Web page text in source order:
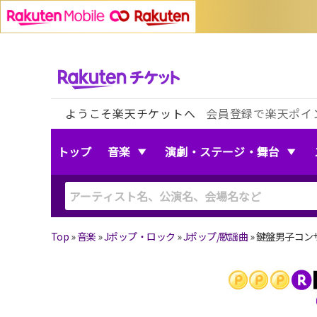
ようこそ楽天チケットへ 会員登録で楽天ポイ
トップ 音楽 演劇・ステージ・舞台
Top »音楽 »Jポップ・ロック »Jポップ/歌謡曲 »鍵盤男子コン